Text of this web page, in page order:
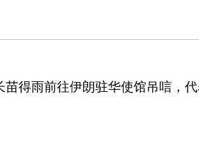
得雨前往伊朗驻华使馆吊唁，